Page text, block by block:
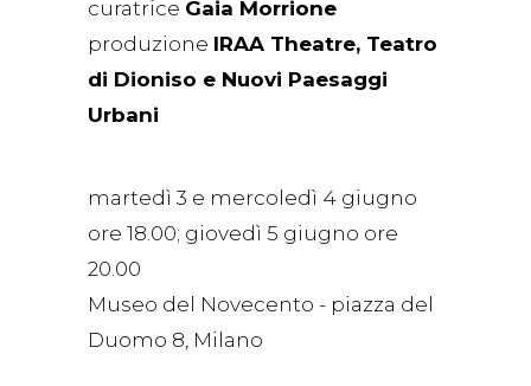
curatrice Gaia Morrione
produzione IRAA Theatre, Teatro
di Dioniso e Nuovi Paesaggi
Urbani
martedì 3 e mercoledì 4 giugno
ore 18.00; giovedì 5 giugno ore
20.00
Museo del Novecento - piazza del
Duomo 8, Milano